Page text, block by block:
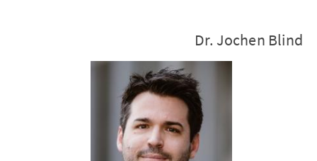
Dr. Jochen Blind